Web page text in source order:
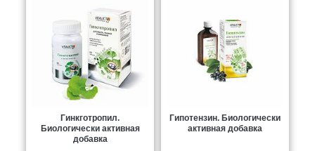
Гинкготропил.
Биологически активная
добавка
Гипотензин. Биологически
активная добавка